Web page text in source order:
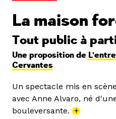
La maison
Tout public à
Une proposition de
Cervantes
Un spectacle mis en
avec Anne Alvaro, né
bouleversante. +